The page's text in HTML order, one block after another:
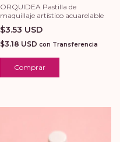
ORQUIDEA Pastilla de
maquillaje artístico acuarelable
$3.53 USD
$3.18 USD con Transferencia